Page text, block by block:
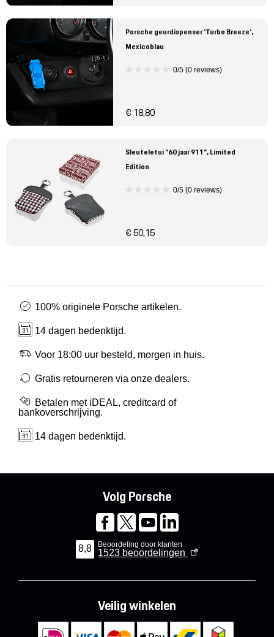
Porsche geurdispenser 'Turbo Breeze',
Mexicoblau
0/5 (0 reviews)
€ 18,80
Sleuteletui "60 jaar 911", Limited
Edition
0/5 (0 reviews)
€ 50,15
100% originele Porsche artikelen.
14 dagen bedenktijd.
Voor 18:00 uur besteld, morgen in huis.
Gratis retourneren via onze dealers.
Betalen met iDEAL, creditcard of
bankoverschrijving.
14 dagen bedenktijd.
Volg Porsche
8,8 Beoordeling door klanten
1523 beoordelingen
Veilig winkelen